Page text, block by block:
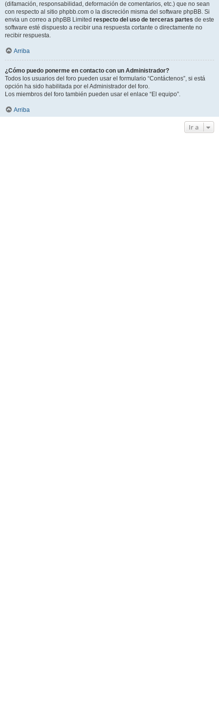
(difamación, responsabilidad, deformación de comentarios, etc.) que no sean
con respecto al sitio phpbb.com o la discreción misma del software phpBB. Si
envia un correo a phpBB Limited respecto del uso de terceras partes de este
software esté dispuesto a recibir una respuesta cortante o directamente no
recibir respuesta.
Arriba
¿Cómo puedo ponerme en contacto con un Administrador?
Todos los usuarios del foro pueden usar el formulario “Contáctenos”, si está
opción ha sido habilitada por el Administrador del foro.
Los miembros del foro también pueden usar el enlace “El equipo”.
Arriba
Ir a